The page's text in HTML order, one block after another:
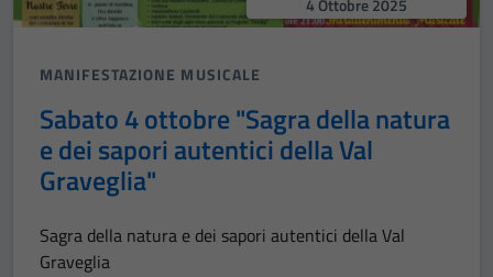
4 Ottobre 2025
MANIFESTAZIONE MUSICALE
Sabato 4 ottobre "Sagra della natura
e dei sapori autentici della Val
Graveglia"
Sagra della natura e dei sapori autentici della Val
Graveglia